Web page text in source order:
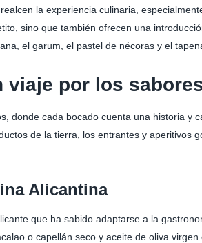
la experiencia culinaria,
sino que también ofrecen una
el garum, el pastel de nécoras y el
por los
donde cada bocado cuenta una historia y
de la tierra, los entrantes y aperitivos
Alicantina
que ha sabido adaptarse a la
o capellán seco y aceite de oliva